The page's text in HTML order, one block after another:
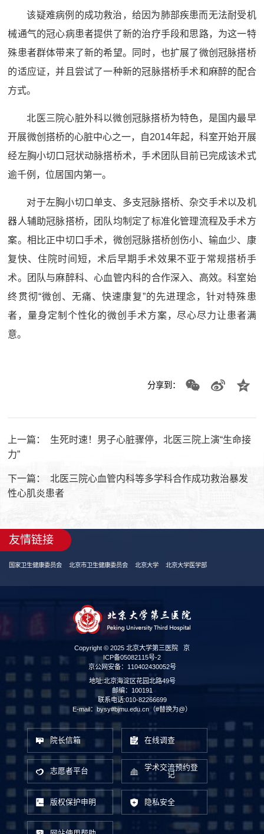
该疑难病例的成功救治，给因为肺部疾患而无法耐受机
械通气的冠心病患者提供了新的治疗手段和思路，为这一特
殊患者群体带来了新的希望。同时，也扩展了微创冠脉搭桥
的适应证，并且尝试了一种新的冠脉搭桥手术和麻醉的配合
方式。
北医三院心脏外科以微创冠脉搭桥为特色，是国内最早
开展微创搭桥的心脏中心之一，自2014年起，科室开始开展
经左胸小切口冠状动脉搭桥术，手术团队目前已完成该术式
逾千例，位居国内第一。
对于左胸小切口单支、多支冠脉搭桥、杂交手术以及机
器人辅助冠脉搭桥，团队均制定了标准化管理流程及手术方
案。相比正中切口手术，微创冠脉搭桥创伤小、输血少、康
复快、住院时间短，术后早期手术效果不亚于常规搭桥手
术。团队与麻醉科、心血管内科的合作深入、高效。科室始
终贯彻“微创、无痛、快速康复”的先进理念，针对特殊患
者，量身定制个性化的微创手术方案，尽心尽力让患者满
意。
分享到：
上一篇：
生死时速！男子心脏骤停，北医三院上演“生命接
力”
下一篇：
北医三院心血管内科等多学科合作成功救治暴发
性心肌炎患者
友情链接
国家卫生健康委员会 北京市卫生健康委员会 北京大学 北京大学医学部
Copyright © 2025 北京大学第三医院 京
ICP备05082115号-2
京公网安备：110402430052号
地址:北京海淀区花园北路49号
邮编：100191
联系电话:010-82266699
E-mail：bysy#bjmu.edu.cn（#替换为@）
院长信箱 在线调查
志愿者平台
学术交流预约登
记
版权保护申明 隐私安全